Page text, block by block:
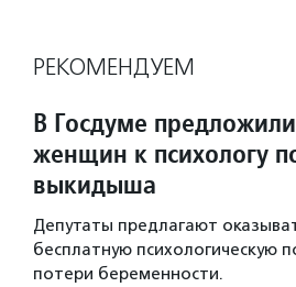
РЕКОМЕНДУЕМ
В Госдуме
женщин к психологу
выкидыша
Депутаты предлагают
бесплатную психологическую
потери беременности.